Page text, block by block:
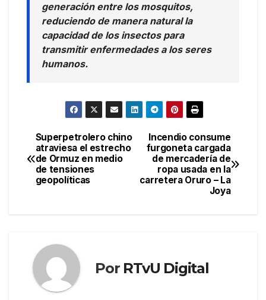
generación entre los mosquitos,
reduciendo de manera natural la
capacidad de los insectos para
transmitir enfermedades a los seres
humanos.
Navegación
de
entradas
Incendio consume
furgoneta cargada
de mercadería de
ropa usada en la
carretera Oruro – La
Joya
Superpetrolero chino
atraviesa el estrecho
de Ormuz en medio
de tensiones
geopolíticas
Por RTvU Digital